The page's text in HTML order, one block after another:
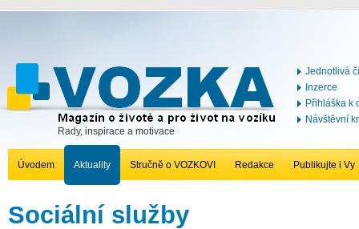
Rady, inspirace a motivace
Jednotlivá
Inzerce
Přihláška k
Návštěvní
Úvodem Aktuality Stručně o VOZKOVI Redakce Publikujte i Vy
Sociální služby